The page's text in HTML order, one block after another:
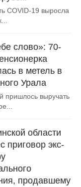
COVID-19 выросла
слово»: 70-
в метель в
Урала
пришлось выручать
области
приговор экс-
продавшему